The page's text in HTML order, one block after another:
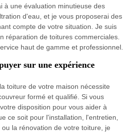
à une évaluation minutieuse des
d'eau, et je vous proposerai des
compte de votre situation. Je suis
réparation de toitures commerciales.
haut de gamme et professionnel.
sur une expérience
toiture de votre maison nécessite
formé et qualifié. Si vous
disposition pour vous aider à
ce soit pour l'installation, l'entretien,
la rénovation de votre toiture, je